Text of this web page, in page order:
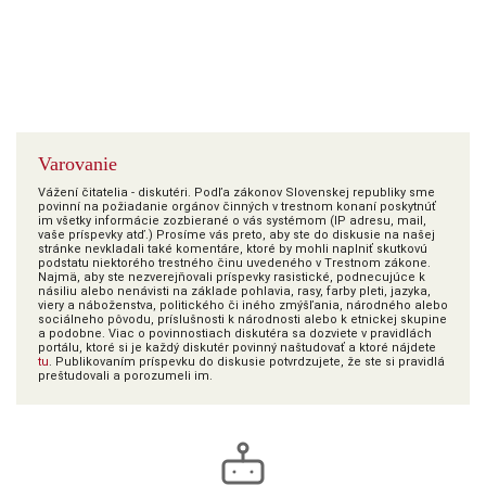
Varovanie
Vážení čitatelia - diskutéri. Podľa zákonov Slovenskej republiky sme
povinní na požiadanie orgánov činných v trestnom konaní poskytnúť
im všetky informácie zozbierané o vás systémom (IP adresu, mail,
vaše príspevky atď.) Prosíme vás preto, aby ste do diskusie na našej
stránke nevkladali také komentáre, ktoré by mohli naplniť skutkovú
podstatu niektorého trestného činu uvedeného v Trestnom zákone.
Najmä, aby ste nezverejňovali príspevky rasistické, podnecujúce k
násiliu alebo nenávisti na základe pohlavia, rasy, farby pleti, jazyka,
viery a náboženstva, politického či iného zmýšľania, národného alebo
sociálneho pôvodu, príslušnosti k národnosti alebo k etnickej skupine
a podobne. Viac o povinnostiach diskutéra sa dozviete v pravidlách
portálu, ktoré si je každý diskutér povinný naštudovať a ktoré nájdete
tu. Publikovaním príspevku do diskusie potvrdzujete, že ste si pravidlá
preštudovali a porozumeli im.